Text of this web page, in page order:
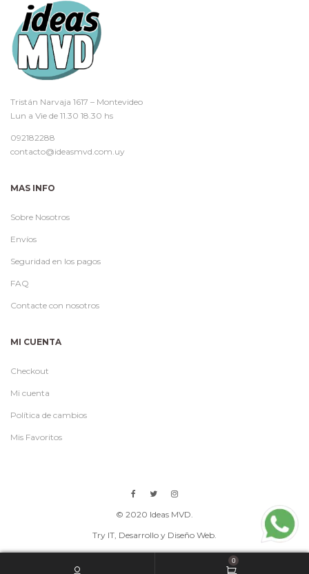
Tristán Narvaja 1617 – Montevideo
Lun a Vie de 11.30 18.30 hs
092182288
contacto@ideasmvd.com.uy
MAS INFO
Sobre Nosotros
Envíos
Seguridad en los pagos
FAQ
Contacte con nosotros
MI CUENTA
Checkout
Mi cuenta
Política de cambios
Mis Favoritos
© 2020 Ideas MVD.
Try IT, Desarrollo y Diseño Web.
0